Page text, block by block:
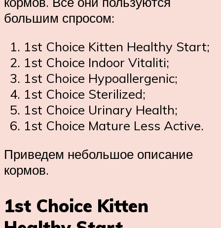
большим спросом:
1st Choice Kitten Healthy Start;
1st Choice Indoor Vitaliti;
1st Choice Hypoallergenic;
1st Choice Sterilized;
1st Choice Urinary Health;
1st Choice Mature Less Active.
Приведем небольшое описание
кормов.
1st Choice Kitten